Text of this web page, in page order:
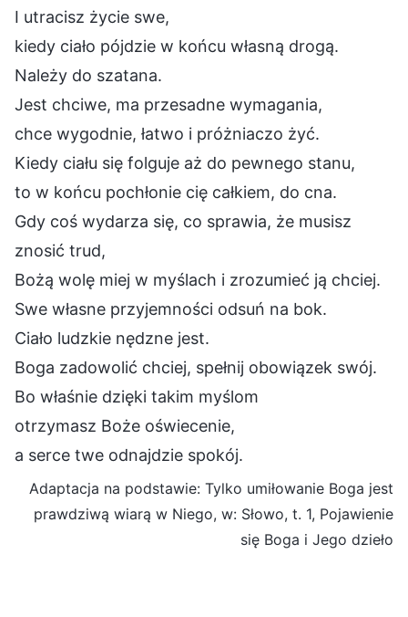
I utracisz życie swe,
kiedy ciało pójdzie w końcu własną drogą.
Należy do szatana.
Jest chciwe, ma przesadne wymagania,
chce wygodnie, łatwo i próżniaczo żyć.
Kiedy ciału się folguje aż do pewnego stanu,
to w końcu pochłonie cię całkiem, do cna.
Gdy coś wydarza się, co sprawia, że musisz
znosić trud,
Bożą wolę miej w myślach i zrozumieć ją chciej.
Swe własne przyjemności odsuń na bok.
Ciało ludzkie nędzne jest.
Boga zadowolić chciej, spełnij obowiązek swój.
Bo właśnie dzięki takim myślom
otrzymasz Boże oświecenie,
a serce twe odnajdzie spokój.
Adaptacja na podstawie: Tylko umiłowanie Boga jest
prawdziwą wiarą w Niego, w: Słowo, t. 1, Pojawienie
się Boga i Jego dzieło